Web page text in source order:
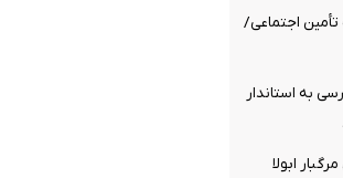
اجتماعی/
به استاندار
ابولا